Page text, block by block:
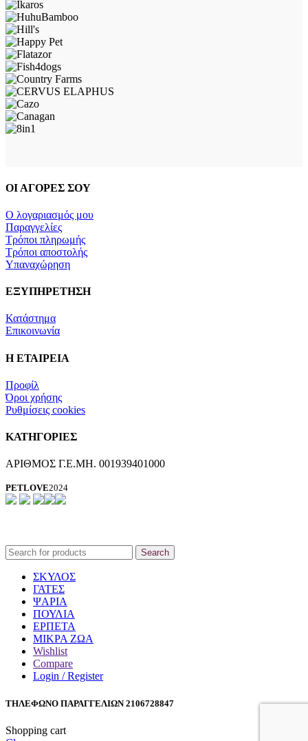
ΟΙ ΑΓΟΡΕΣ ΣΟΥ
Ο λογαριασμός μου
Παραγγελίες
Τρόποι πληρωμής
Τρόποι αποστολής
Υπαναχώρηση
ΕΞΥΠΗΡΕΤΗΣΗ
Κατάστημα
Επικοινωνία
Η ΕΤΑΙΡΕΙΑ
Προφίλ
Όροι χρήσης
Ρυθμίσεις cookies
ΚΑΤΗΓΟΡΙΕΣ
ΑΡΙΘΜΟΣ Γ.Ε.ΜΗ. 001939401000
PETLOVE2024
Search
ΣΚΥΛΟΣ
ΓΑΤΕΣ
ΨΑΡΙΑ
ΠΟΥΛΙΑ
ΕΡΠΕΤΑ
ΜΙΚΡΑ ΖΩΑ
Wishlist
Compare
Login / Register
ΤΗΛΕΦΩΝΟ ΠΑΡΑΓΓΕΛΙΩΝ 2106728847
Shopping cart